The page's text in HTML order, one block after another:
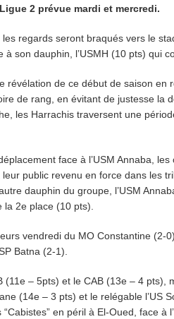
2 prévue mardi et mercredi.
les regards seront braqués vers le
son dauphin, l’USMH (10 pts) qui
révélation de ce début de saison
de rang, en évitant de justesse la
les Harrachis traversent une
face à l’USM Annaba,
public revenu en force dans les
dauphin du groupe, l’USM
la 2e place (10 pts).
vendredi du MO Constantine (2-
Batna (2-1).
(11e – 5pts) et le CAB (13e – 4
(14e – 3 pts) et le relégable l’US
en péril à El-Oued, face